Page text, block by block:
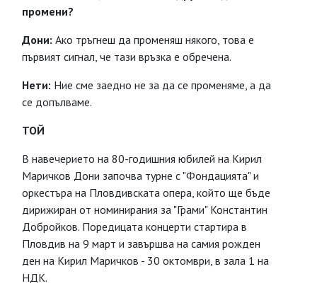
промени?
Дони: Ако тръгнеш да променяш някого, това е
първият сигнал, че тази връзка е обречена.
Нети: Ние сме заедно не за да се променяме, а да
се допълваме.
ТОЙ
В навечерието на 80-годишния юбилей на Кирил
Маричков Дони започва турне с "Фондацията" и
оркестъра на Пловдивската опера, който ще бъде
дирижиран от номинирания за "Грами" Константин
Добройков. Поредицата концерти стартира в
Пловдив на 9 март и завършва на самия рожден
ден на Кирил Маричков - 30 октомври, в зала 1 на
НДК.